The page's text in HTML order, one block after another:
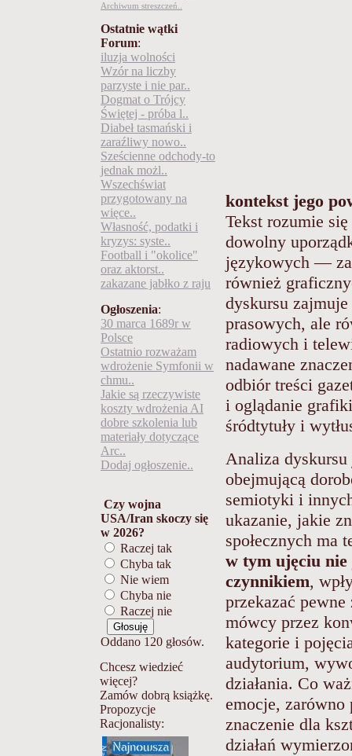
Archiwum streszczeń..
Ostatnie wątki
Forum:
iluzja wolności
Wzór na liczby
parzyste i nie par..
Dogmat o Trójcy
Świętej - próba l..
Diabeł tasmański i
zaraźliwy nowo..
Sześcienne odchody-to
jednak możl..
Wszechświat
przygotowany na
więce..
Własność, podatki i
kryzys: syste..
Football i "okolice"
oraz aktorst..
zakazane jabłko z raju
Ogłoszenia:
30 marca 1689r w
Polsce
Ostatnio rozważam
wdrożenie Symfonii w
chmu..
Jakie są rzeczywiste
koszty wdrożenia AI
dobre szkolenia lub
materiały dotyczące
Arc..
Dodaj ogłoszenie..
Czy wojna
USA/Iran skoczy się
w 2026?
Raczej tak
Chyba tak
Nie wiem
Chyba nie
Raczej nie
Oddano 120 głosów.
Chcesz wiedzieć
więcej?
Zamów dobrą książkę.
Propozycje
Racjonalisty:
kontekst jego
Tekst rozumie
dowolny
językowych —
również
dyskursu
prasowych, ale
radiowych i
nadawane
odbiór treści
i oglądanie
śródtytuły i
Analiza
obejmującą
semiotyki i
ukazanie, jakie
społecznych ma
w tym ujęciu
czynnikiem,
przekazać
mówcy przez
kategorie i
audytorium,
działania. Co
emocje,
znaczenie dla
działań